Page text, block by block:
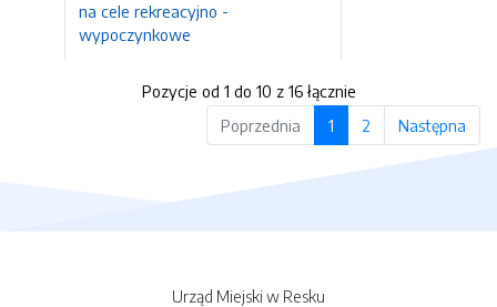
na cele rekreacyjno -
wypoczynkowe
Pozycje od 1 do 10 z 16 łącznie
Poprzednia
1 2 Następna
Urząd Miejski w Resku